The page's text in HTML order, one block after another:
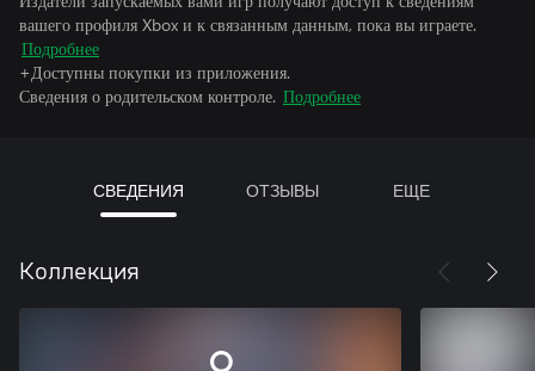
вашего профиля Xbox и к связанным данным, пока вы играете.
Подробнее
+Доступны покупки из приложения.
Сведения о родительском контроле. Подробнее
СВЕДЕНИЯ ОТЗЫВЫ ЕЩЕ
Коллекция